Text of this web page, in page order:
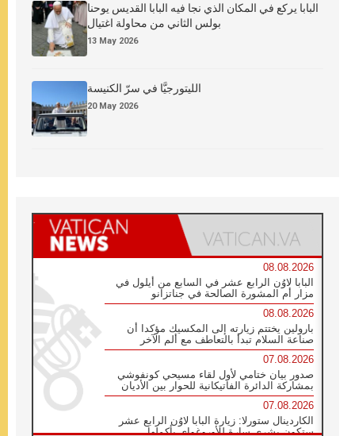
البابا يركع في المكان الذي نجا فيه البابا القديس يوحنا
بولس الثاني من محاولة اغتيال
13 May 2026
الليتورجيَّا في سرّ الكنيسة
20 May 2026
08.08.2026
البابا لاوُن الرابع عشر في السابع من أيلول في
مزار أم المشورة الصالحة في جناتزانو
08.08.2026
بارولين يختتم زيارته إلى المكسيك مؤكدا أن
صناعة السلام تبدأ بالتعاطف مع ألم الآخر
07.08.2026
صدور بيان ختامي لأول لقاء مسيحي كونفوشي
بمشاركة الدائرة الفاتيكانية للحوار بين الأديان
07.08.2026
الكاردينال ستورلا: زيارة البابا لاوُن الرابع عشر
ستكون بشرى سارة للأوروغواي بأكملها